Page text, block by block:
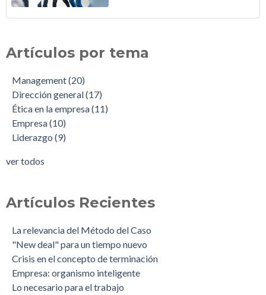
Artículos por tema
Management(20)
Dirección general(17)
Ética en la empresa(11)
Empresa(10)
Liderazgo (9)
ver todos
Artículos Recientes
La relevancia del Método del Caso
"New deal" para un tiempo nuevo
Crisis en el concepto de terminación
Empresa: organismo inteligente
Lo necesario para el trabajo